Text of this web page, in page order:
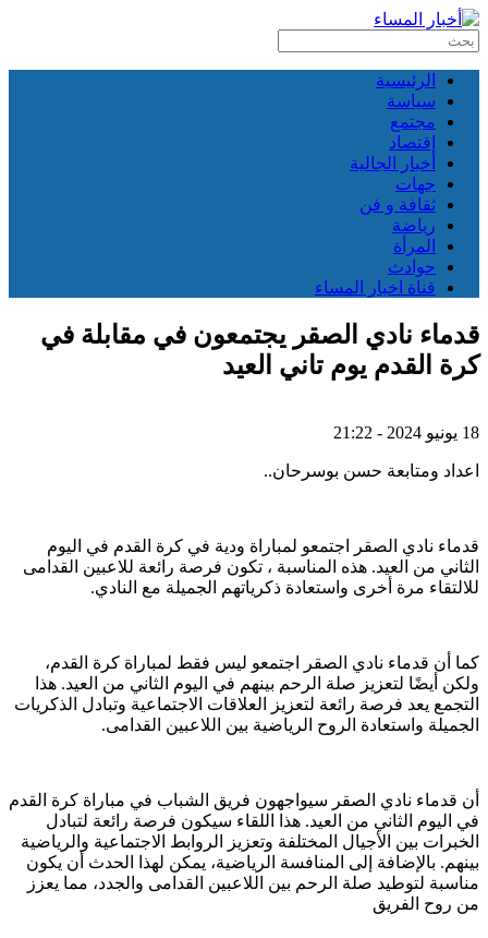
الرئيسية
سياسة
مجتمع
إقتصاد
أخبار الجالية
جهات
ثقافة و فن
رياضة
المرأة
حوادث
قناة اخبار المساء
قدماء نادي الصقر يجتمعون في مقابلة في
كرة القدم يوم تاني العيد
18 يونيو 2024 - 21:22
اعداد ومتابعة حسن بوسرحان..
قدماء نادي الصقر اجتمعو لمباراة ودية في كرة القدم في اليوم
الثاني من العيد. هذه المناسبة ، تكون فرصة رائعة للاعبين القدامى
للالتقاء مرة أخرى واستعادة ذكرياتهم الجميلة مع النادي.
كما أن قدماء نادي الصقر اجتمعو ليس فقط لمباراة كرة القدم،
ولكن أيضًا لتعزيز صلة الرحم بينهم في اليوم الثاني من العيد. هذا
التجمع يعد فرصة رائعة لتعزيز العلاقات الاجتماعية وتبادل الذكريات
الجميلة واستعادة الروح الرياضية بين اللاعبين القدامى.
أن قدماء نادي الصقر سيواجهون فريق الشباب في مباراة كرة القدم
في اليوم الثاني من العيد. هذا اللقاء سيكون فرصة رائعة لتبادل
الخبرات بين الأجيال المختلفة وتعزيز الروابط الاجتماعية والرياضية
بينهم. بالإضافة إلى المنافسة الرياضية، يمكن لهذا الحدث أن يكون
مناسبة لتوطيد صلة الرحم بين اللاعبين القدامى والجدد، مما يعزز
من روح الفريق